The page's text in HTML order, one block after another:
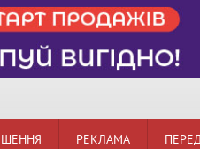
РЕКЛАМА